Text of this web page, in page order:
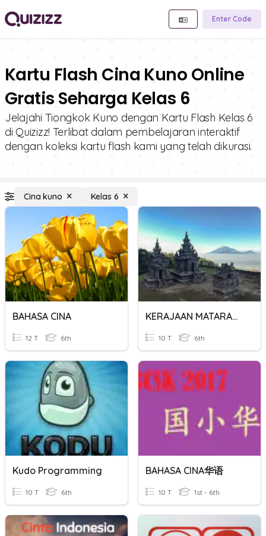
Enter Code
Kartu Flash Cina Kuno Online
Gratis Seharga Kelas 6
Jelajahi Tiongkok Kuno dengan Kartu Flash Kelas 6
di Quizizz! Terlibat dalam pembelajaran interaktif
dengan koleksi kartu flash kami yang telah dikurasi.
Cina kuno Kelas 6
BAHASA CINA
12 T 6th
KERAJAAN MATARAM KUNO
10 T 6th
Kudo Programming
10 T 6th
BAHASA CINA华语
10 T 1st - 6th